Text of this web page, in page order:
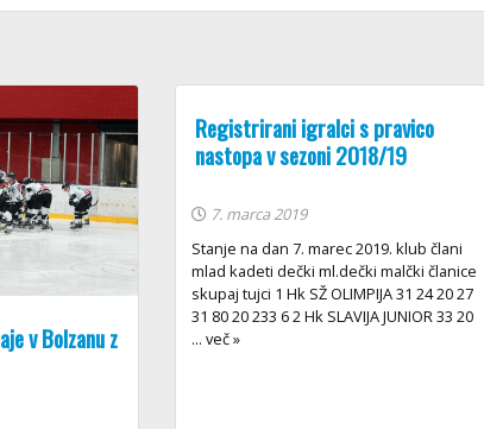
v Bolzanu z
Registrirani igralci s pravico
nastopa v sezoni 2018/19
7. marca 2019
Stanje na dan 7. marec 2019. klub člani
mlad kadeti dečki ml.dečki malčki članice
skupaj tujci 1 Hk SŽ OLIMPIJA 31 24 20 27
31 80 20 233 6 2 Hk SLAVIJA JUNIOR 33 20
... več »